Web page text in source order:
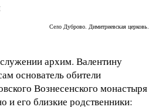
Село Дуброво. Димитриевская церковь.
архим. Валентину
основатель обители
Вознесенского монастыря
его близкие родственники: